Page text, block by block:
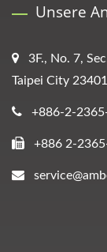
Unsere
3F., No. 7,
Taipei City
+886-2-
+886 2-